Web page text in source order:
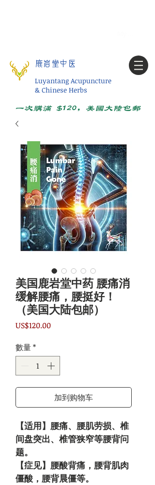
鹿岩堂中医
Luyantang Acupuncture
& Chinese Herbs
一次购满 $120，美国大陆包邮
美国鹿岩堂中药 腰痛消
缓解腰痛，腰挺好！
（美国大陆包邮）
US$120.00價
數量*
加到购物车
【适用】腰痛、腰肌劳损、椎
间盘突出、椎管狭窄等腰背问
题。
【症见】腰酸背痛，腰背肌肉
僵酸，腰背晨僵等。